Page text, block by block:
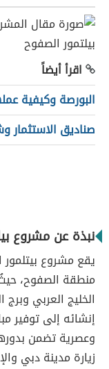
اقرأ أيضاً
البورصة وكيفية
صناديق الاستثمار
نبذة عن مشروع
يقع مشروع
منطقة الصفوح،
الخليج العربي وبرج
إنشائه إلى توفير
وعصرية تضمن
زيارة مدينة دبي